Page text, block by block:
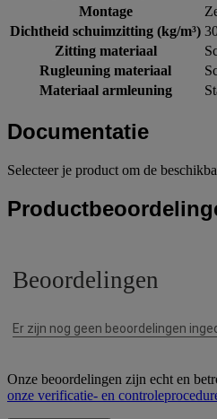
Montage
Dichtheid schuimzitting (kg/m³)
Zitting materiaal
Rugleuning materiaal
Materiaal armleuning
Documentatie
Selecteer je product om de
Onze beoordelingen zijn echt en
onze verificatie- en